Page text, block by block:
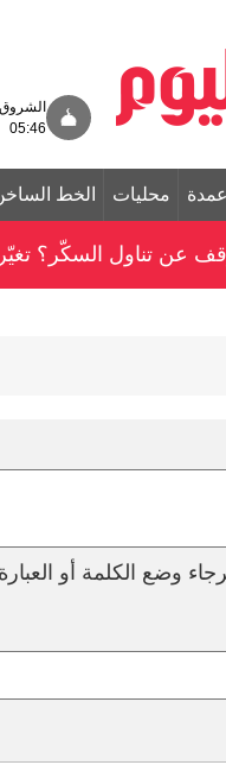
الشروق
05:46
أعمدة محليات الخط
عن تناول السكّر؟
وضع الكلمة أو